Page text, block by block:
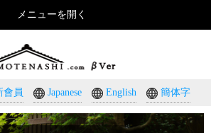
會員 Japanese English 簡体字
メニューを開く